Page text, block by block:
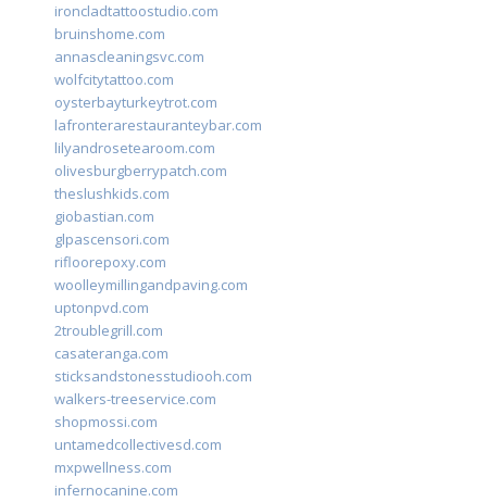
ironcladtattoostudio.com
bruinshome.com
annascleaningsvc.com
wolfcitytattoo.com
oysterbayturkeytrot.com
lafronterarestauranteybar.com
lilyandrosetearoom.com
olivesburgberrypatch.com
theslushkids.com
giobastian.com
glpascensori.com
rifloorepoxy.com
woolleymillingandpaving.com
uptonpvd.com
2troublegrill.com
casateranga.com
sticksandstonesstudiooh.com
walkers-treeservice.com
shopmossi.com
untamedcollectivesd.com
mxpwellness.com
infernocanine.com